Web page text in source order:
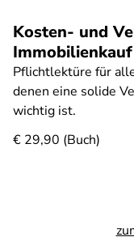
Kosten- und
Immobilienkauf
Pflichtlektüre für
denen eine solide
wichtig ist.
€ 29,90 (Buch)